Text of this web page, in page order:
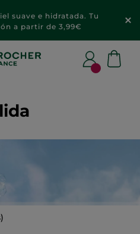
suave e hidratada. Tu
a partir de 3,99€